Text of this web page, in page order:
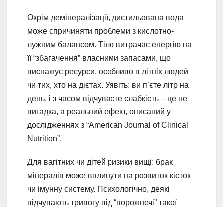
Окрім демінералізації, дистильована вода
може спричиняти проблеми з кислотно-
лужним балансом. Тіло витрачає енергію на
її “збагачення” власними запасами, що
виснажує ресурси, особливо в літніх людей
чи тих, хто на дієтах. Уявіть: ви п’єте літр на
день, і з часом відчуваєте слабкість – це не
вигадка, а реальний ефект, описаний у
дослідженнях з “American Journal of Clinical
Nutrition”.
Для вагітних чи дітей ризики вищі: брак
мінералів може вплинути на розвиток кісток
чи імунну систему. Психологічно, деякі
відчувають тривогу від “порожнечі” такої